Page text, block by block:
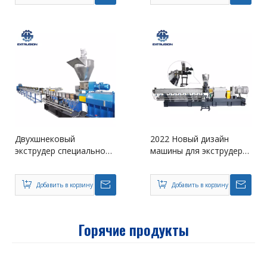
лечения собак
Двухшнековый
экструдер специальной
производства лакомств
для собак
Добавить в корзину
2022 Новый дизайн
машины для экструдера
Добавить в корзину
Горячие продукты